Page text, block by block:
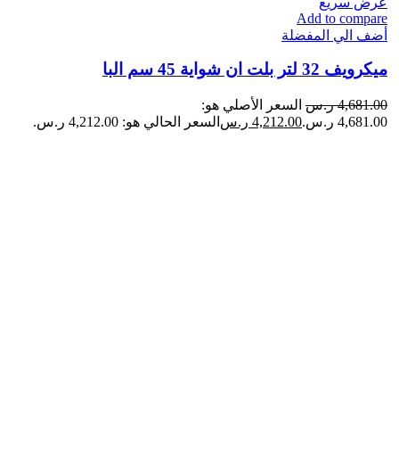
Add to compare
أضف الي المفضلة
ميكرويف 32 لتر بلت ان شواية 45 سم البا
4,681.00 ر.س السعر الأصلي هو:
4,681.00 ر.س.
4,212.00 ر.س السعر الحالي هو: 4,212.00 ر.س.